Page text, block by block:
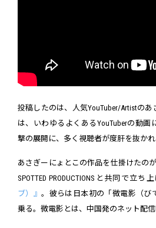
投稿したのは、人気YouTuber/Artistの
は、いわゆるよくあるYouTuberの動
撃の展開に、多く視聴者が度肝を抜かれ
あさぎーにょとこの作品を仕掛けたのが
SPOTTED PRODUCTIONSと共同で立ち
ブ）』。彼らは日本初の「微電影（び
乗る。微電影とは、中国発のネット配信